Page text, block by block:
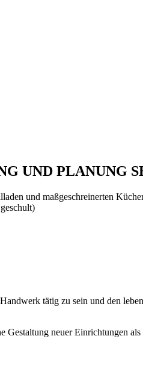
UND PLANUNG
und maßgeschreinerten
tätig zu sein und den
neuer Einrichtungen